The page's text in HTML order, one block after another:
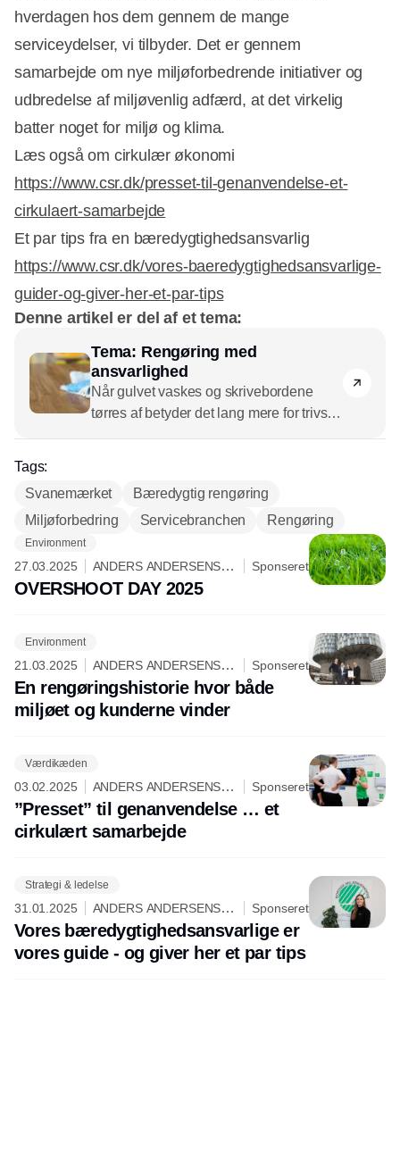
hverdagen hos dem gennem de mange
serviceydelser, vi tilbyder. Det er gennem
samarbejde om nye miljøforbedrende initiativer og
udbredelse af miljøvenlig adfærd, at det virkelig
batter noget for miljø og klima.
Læs også om cirkulær økonomi
https://www.csr.dk/presset-til-genanvendelse-et-
cirkulaert-samarbejde
Et par tips fra en bæredygtighedsansvarlig
https://www.csr.dk/vores-baeredygtighedsansvarlige-
guider-og-giver-her-et-par-tips
Denne artikel er del af et tema:
Tema: Rengøring med
ansvarlighed
Når gulvet vaskes og skrivebordene
tørres af betyder det lang mere for trivsel
leverer på trivsel og samtidig tager
hensyn til miljø og de mennesker, der
Tags:
Svanemærket
Bæredygtig rengøring
Miljøforbedring
Servicebranchen Rengøring
Environment
27.03.2025
ANDERS ANDERSENS
RENGØRING
Sponseret
OVERSHOOT DAY 2025
Environment
21.03.2025
ANDERS ANDERSENS
RENGØRING
Sponseret
En rengøringshistorie hvor både
miljøet og kunderne vinder
Værdikæden
03.02.2025
ANDERS ANDERSENS
RENGØRING
Sponseret
”Presset” til genanvendelse … et
cirkulært samarbejde
Strategi & ledelse
31.01.2025
ANDERS ANDERSENS
RENGØRING
Sponseret
Vores bæredygtighedsansvarlige er
vores guide - og giver her et par tips